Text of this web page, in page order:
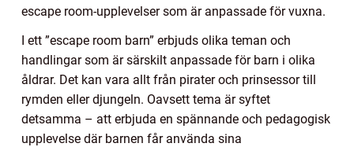
escape room-upplevelser som är anpassade för vuxna.
I ett ”escape room barn” erbjuds olika teman och
handlingar som är särskilt anpassade för barn i olika
åldrar. Det kan vara allt från pirater och prinsessor till
rymden eller djungeln. Oavsett tema är syftet
detsamma – att erbjuda en spännande och pedagogisk
upplevelse där barnen får använda sina